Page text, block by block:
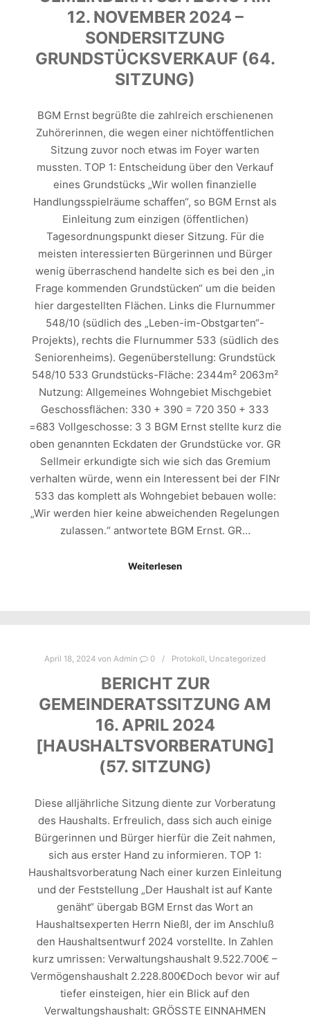
12. NOVEMBER 2024 –
SONDERSITZUNG
GRUNDSTÜCKSVERKAUF (64.
SITZUNG)
BGM Ernst begrüßte die zahlreich erschienenen
Zuhörerinnen, die wegen einer nichtöffentlichen
Sitzung zuvor noch etwas im Foyer warten
mussten. TOP 1: Entscheidung über den Verkauf
eines Grundstücks „Wir wollen finanzielle
Handlungsspielräume schaffen“, so BGM Ernst als
Einleitung zum einzigen (öffentlichen)
Tagesordnungspunkt dieser Sitzung. Für die
meisten interessierten Bürgerinnen und Bürger
wenig überraschend handelte sich es bei den „in
Frage kommenden Grundstücken“ um die beiden
hier dargestellten Flächen. Links die Flurnummer
548/10 (südlich des „Leben-im-Obstgarten“-
Projekts), rechts die Flurnummer 533 (südlich des
Seniorenheims). Gegenüberstellung: Grundstück
548/10 533 Grundstücks-Fläche: 2344m² 2063m²
Nutzung: Allgemeines Wohngebiet Mischgebiet
Geschossflächen: 330 + 390 = 720 350 + 333
=683 Vollgeschosse: 3 3 BGM Ernst stellte kurz die
oben genannten Eckdaten der Grundstücke vor. GR
Sellmeir erkundigte sich wie sich das Gremium
verhalten würde, wenn ein Interessent bei der FlNr
533 das komplett als Wohngebiet bebauen wolle:
„Wir werden hier keine abweichenden Regelungen
zulassen.“ antwortete BGM Ernst. GR…
Weiterlesen
April 18, 2024 von Admin 0 Protokoll Uncategorized
BERICHT ZUR
GEMEINDERATSSITZUNG AM
16. APRIL 2024
[HAUSHALTSVORBERATUNG]
(57. SITZUNG)
Diese alljährliche Sitzung diente zur Vorberatung
des Haushalts. Erfreulich, dass sich auch einige
Bürgerinnen und Bürger hierfür die Zeit nahmen,
sich aus erster Hand zu informieren. TOP 1:
Haushaltsvorberatung Nach einer kurzen Einleitung
und der Feststellung „Der Haushalt ist auf Kante
genäht“ übergab BGM Ernst das Wort an
Haushaltsexperten Herrn Nießl, der im Anschluß
den Haushaltsentwurf 2024 vorstellte. In Zahlen
kurz umrissen: Verwaltungshaushalt 9.522.700€ –
Vermögenshaushalt 2.228.800€Doch bevor wir auf
tiefer einsteigen, hier ein Blick auf den
Verwaltungshaushalt: GRÖSSTE EINNAHMEN